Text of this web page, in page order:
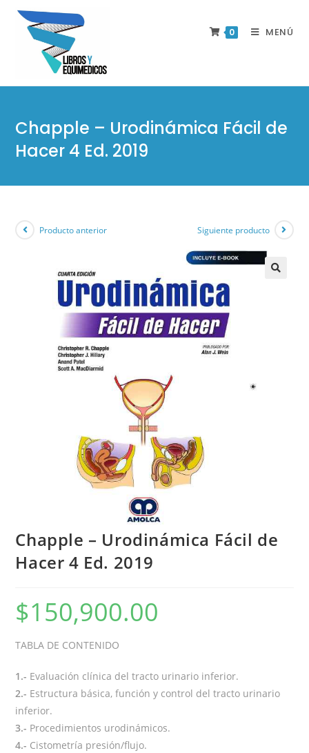
0 MENÚ
Chapple – Urodinámica Fácil de
Hacer 4 Ed. 2019
Producto anterior Siguiente producto
Chapple – Urodinámica Fácil de
Hacer 4 Ed. 2019
$150,900.00
TABLA DE CONTENIDO
1.- Evaluación clínica del tracto urinario inferior.
2.- Estructura básica, función y control del tracto urinario
inferior.
3.- Procedimientos urodinámicos.
4.- Cistometría presión/flujo.